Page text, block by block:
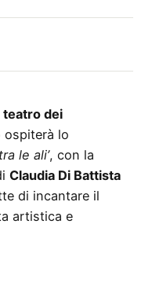
teatro dei
ospiterà lo
le ali’, con la
Claudia Di Battista
di incantare il
artistica e